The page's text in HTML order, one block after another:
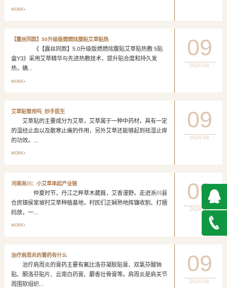
MORE+
【露丝同款】50升级版燃燃炫腹贴艾草贴热
《【露丝同款】5.0升级版燃燃炫腹贴艾草贴热敷 5贴
盒Y3》采用艾草精华与先进热敷技术，提升贴合度和持久发
热，确...
MORE+
09
2026-08
艾草贴管用吗_妙手医生
艾草贴的主要成分为艾草，艾草属于一种中药材，具有一定
的温经止血以及散寒止痛的作用，另外艾草还能够起到祛湿止痒
的功效。...
MORE+
09
2026-08
河南淅川：小艾草串起产业链
仲夏时节，丹江之畔草木葳蕤，艾香漫野。走进淅川县
仓房镇侯家坡村艾草种植基地，村民们正娴熟地挥镰收割、打捆
码放，一...
MORE+
09
2026-08
治疗肩周炎的膏药有什么
治疗肩周炎的膏药主要有氟比洛芬凝胶贴膏、双氯芬酸钠
贴、酮洛芬贴片、云南白药膏、麝香壮骨膏等。肩周炎是肩关节
周围软组织...
09
2026-08
QQ在